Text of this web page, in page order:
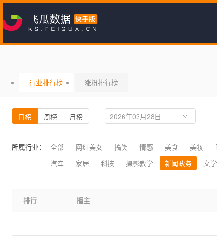
行业排行榜 涨粉排行榜
日榜 周榜 月榜
所属行业： 全部 网红美女 搞笑 情感 美食 美妆
汽车
家居 科技 摄影教学 新闻政务 文
排行 播主